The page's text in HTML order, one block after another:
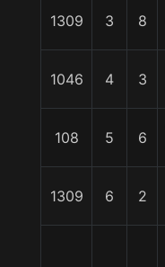
1309 3 8
1046 4 3
108 5 6
1309 6 2